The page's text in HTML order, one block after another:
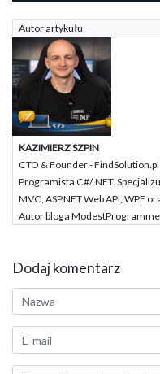
Autor artykułu:
KAZIMIERZ SZPIN
CTO & Founder - FindSolution.pl
Programista C#/.NET.
MVC, ASP.NET Web API, WPF
Autor bloga
Dodaj komentarz